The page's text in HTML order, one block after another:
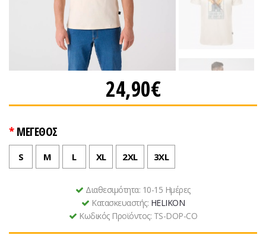
24,90€
ΜΕΓΕΘΟΣ
S M L XL 2XL 3XL
Διαθεσιμότητα: 10-15 Ημέρες
Κατασκευαστής: HELIKON
Κωδικός Προϊόντος: TS-DOP-CO